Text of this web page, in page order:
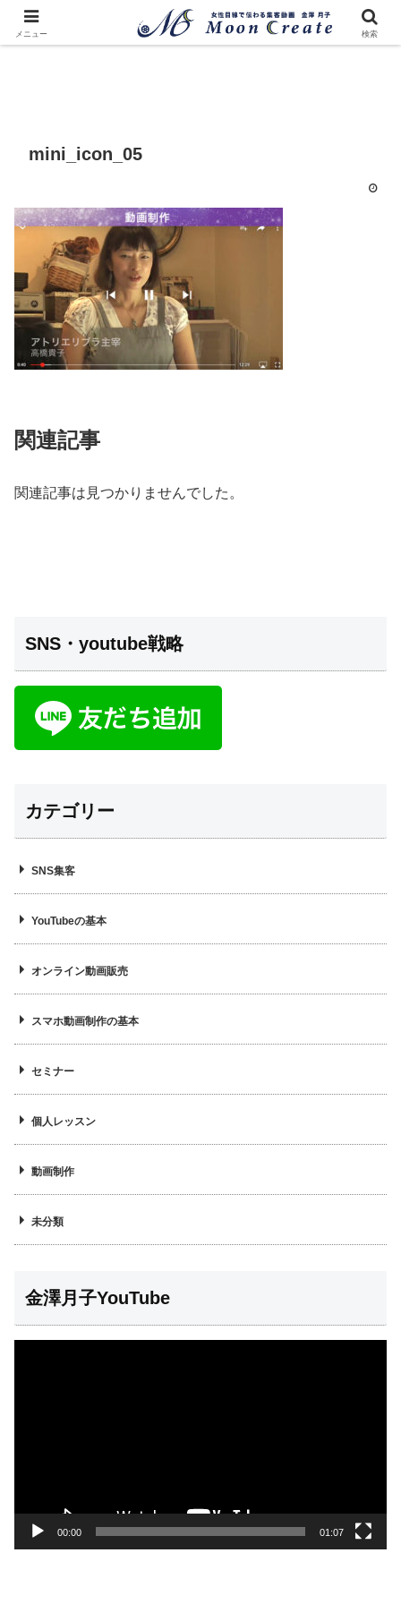
mini_icon_05
関連記事
関連記事は見つかりませんでした。
SNS・youtube戦略
カテゴリー
SNS集客
YouTubeの基本
オンライン動画販売
スマホ動画制作の基本
セミナー
個人レッスン
動画制作
未分類
金澤月子YouTube
00:00 01:07
メニュー 検索